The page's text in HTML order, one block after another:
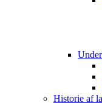
Historie af